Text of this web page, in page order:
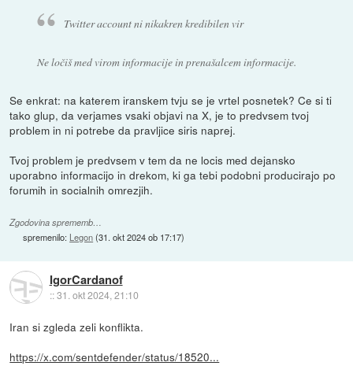
Twitter account ni nikakren kredibilen vir
Ne ločiš med virom informacije in prenašalcem informacije.
Se enkrat: na katerem iranskem tvju se je vrtel posnetek? Ce si ti
tako glup, da verjames vsaki objavi na X, je to predvsem tvoj
problem in ni potrebe da pravljice siris naprej.
Tvoj problem je predvsem v tem da ne locis med dejansko
uporabno informacijo in drekom, ki ga tebi podobni producirajo po
forumih in socialnih omrezjih.
Zgodovina sprememb…
spremenilo: Legon(31. okt 2024 ob 17:17)
IgorCardanof
::31. okt 2024, 21:10
Iran si zgleda zeli konflikta.
https://x.com/sentdefender/status/18520...